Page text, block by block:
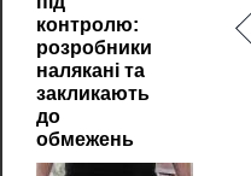
контролю:
розробники
налякані та
закликають
до
обмежень